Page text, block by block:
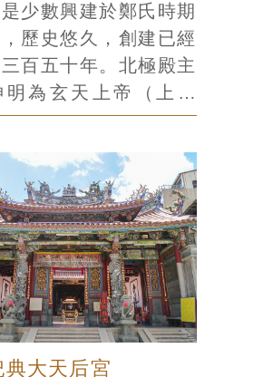
神明界的百貨公司，
中大部分的需求（學
、健康等）大概都可
得到解決。 不容錯
農曆正月初九，許多
在前一天的子時（半
，也是初九開始的時
廟裡為天公慶生，奉
公才能享有的珍重祭
方也會發放「開運紅
信眾財運旺旺來，也
滷麵可以享用。這一
少數興建於鄭氏時期
歷史悠久，創建已經
百五十年。北極殿主
明為玄天上帝（上帝
明朝的守護神，距離
與寧靖王府（現今天
遠，是舉行明朝國家
方。這麼重要的信仰
選在當時地勢最高的
嶺」來建廟。 以黑
表色的廟宇 主祀神玄
象徵北極星，在方位
方，而北方的代表色
典大天后宮